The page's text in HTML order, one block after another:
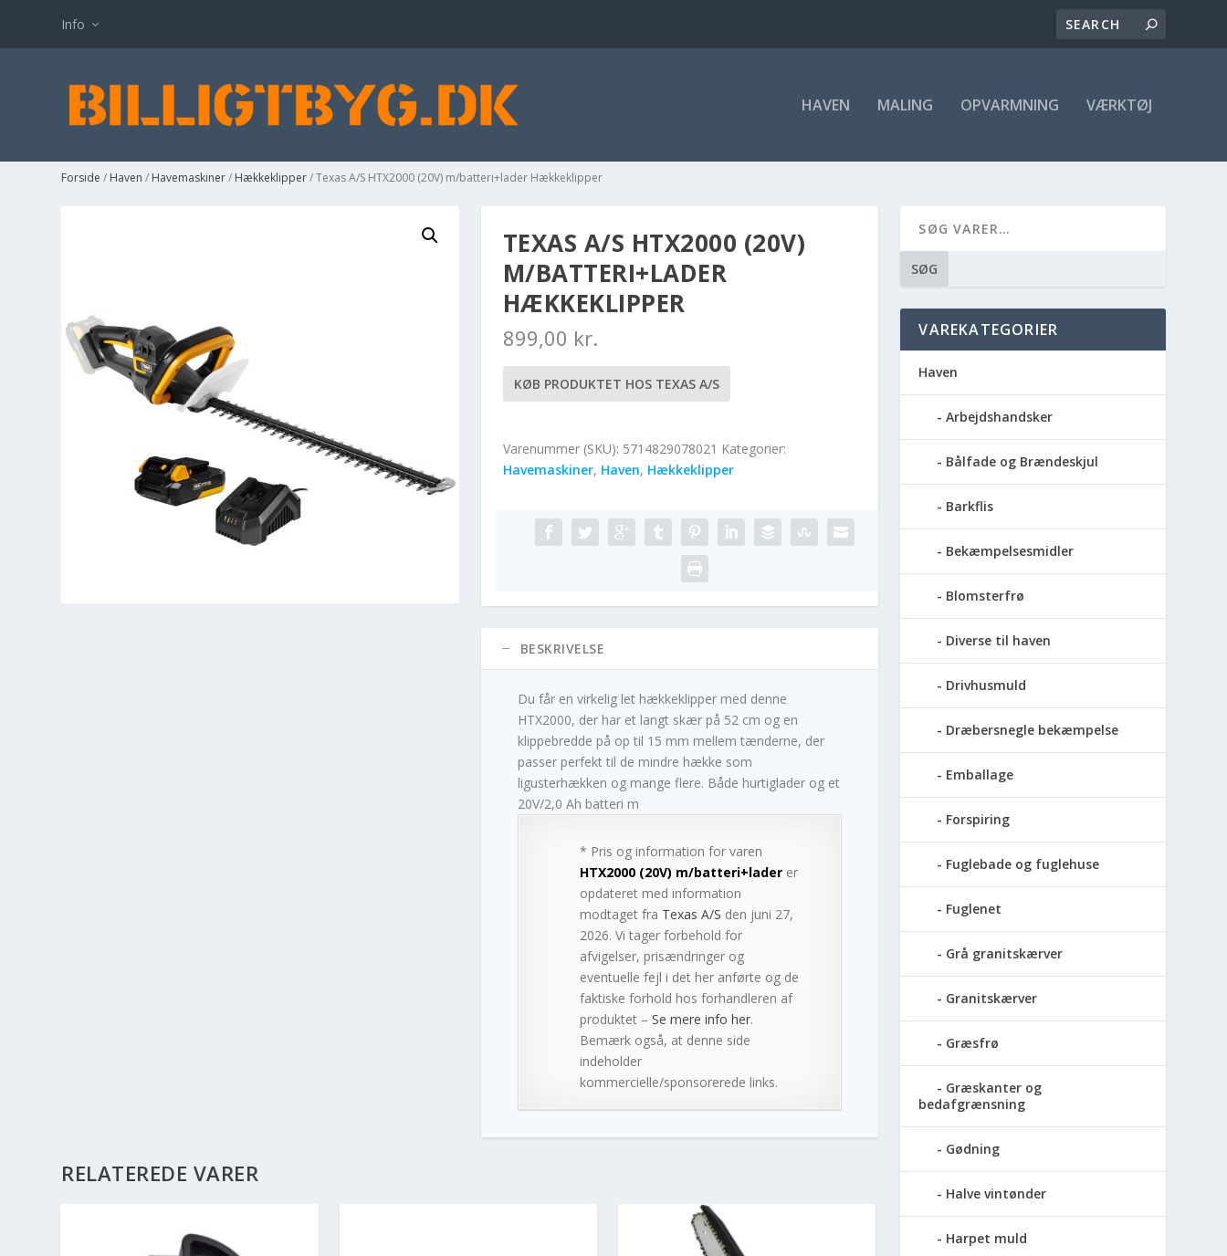
Info
HAVEN MALING OPVARMNING VÆRKTØJ
Forside / Haven / Havemaskiner/ Hækkeklipper/ Texas A/S HTX2000 (20V) m/batteri+lader Hækkeklipper
TEXAS A/S HTX2000 (20V)
M/BATTERI+LADER
HÆKKEKLIPPER
899,00 kr.
KØB PRODUKTET HOS TEXAS A/S
Varenummer (SKU): 5714829078021 Kategorier:
Havemaskiner, Haven, Hækkeklipper
BESKRIVELSE
Du får en virkelig let hækkeklipper med denne
HTX2000, der har et langt skær på 52 cm og en
klippebredde på op til 15 mm mellem tænderne, der
passer perfekt til de mindre hække som
ligusterhækken og mange flere. Både hurtiglader og et
20V/2,0 Ah batteri m
* Pris og information for varen
HTX2000 (20V) m/batteri+laderer
opdateret med information
modtaget fra Texas A/S den juni 27,
2026. Vi tager forbehold for
afvigelser, prisændringer og
eventuelle fejl i det her anførte og de
faktiske forhold hos forhandleren af
produktet – Se mere info her.
Bemærk også, at denne side
indeholder
kommercielle/sponsorerede links.
RELATEREDE VARER
SØG
VAREKATEGORIER
Haven
Arbejdshandsker
Bålfade og Brændeskjul
Barkflis
Bekæmpelsesmidler
Blomsterfrø
Diverse til haven
Drivhusmuld
Dræbersnegle bekæmpelse
Emballage
Forspiring
Fuglebade og fuglehuse
Fuglenet
Grå granitskærver
Granitskærver
Græsfrø
Græskanter og
bedafgrænsning
Gødning
Halve vintønder
Harpet muld